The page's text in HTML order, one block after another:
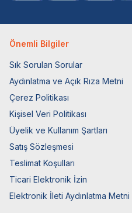
Önemli Bilgiler
Sık Sorulan Sorular
Aydınlatma ve Açık Rıza Metni
Çerez Politikası
Kişisel Veri Politikası
Üyelik ve Kullanım Şartları
Satış Sözleşmesi
Teslimat Koşulları
Ticari Elektronik İzin
Elektronik İleti Aydınlatma Metni